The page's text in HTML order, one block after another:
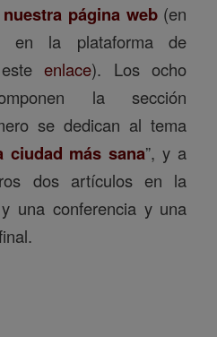
nuestra página web(en
en la plataforma de
enlace). Los ocho
la sección
se dedican al tema
ciudad más sana”, y a
dos artículos en la
una conferencia y una